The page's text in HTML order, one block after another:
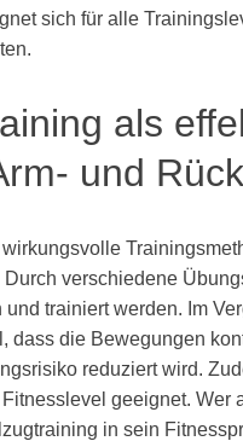
sich für alle
als
und
verschiedene
trainiert werden. Im
dass die Bewegungen
reduziert wird.
geeignet. Wer
in sein